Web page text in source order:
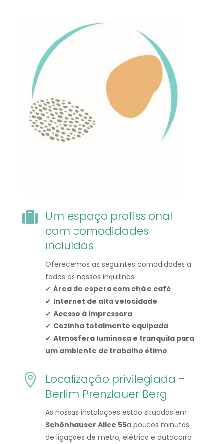
 Um espaço profissional
com comodidades
incluídas
Oferecemos as seguintes comodidades a
todos os nossos inquilinos:
✔ Área de espera com chá e café
✔ Internet de alta velocidade
✔ Acesso à impressora
✔ Cozinha totalmente equipada
✔ Atmosfera luminosa e tranquila para
um ambiente de trabalho ótimo

Localização privilegiada -
Berlim Prenzlauer Berg
As nossas instalações estão situadas em
Schönhauser Allee 55a poucos minutos
de ligações de metro, elétrico e autocarro